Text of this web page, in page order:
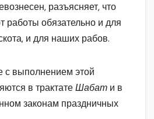
разъясняет, что
работы обязательно и для
и для наших рабов.
с выполнением этой
в трактатеШабат и в
законам праздничных